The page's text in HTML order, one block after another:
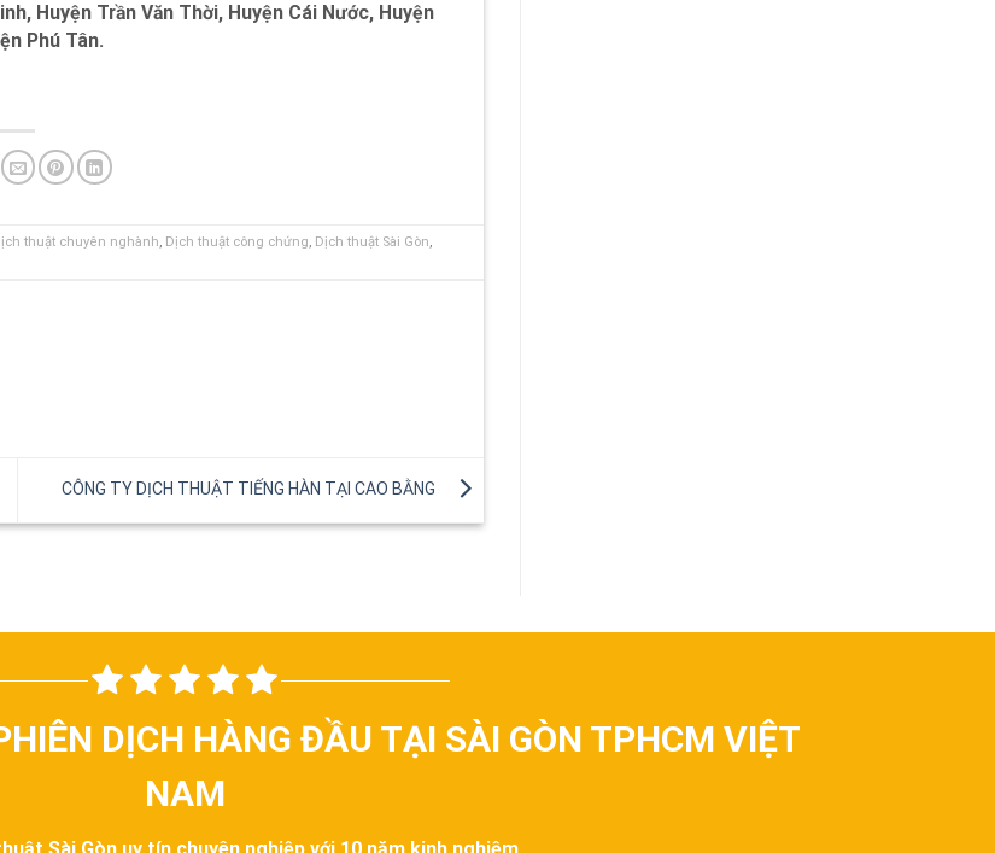
Huyện Trần Văn Thời, Huyện Cái Nước, Huyện
Phú Tân.
thuật chuyên nghành Dịch thuật công chứng Dịch thuật Sài Gòn
CÔNG TY DỊCH THUẬT TIẾNG HÀN TẠI CAO BẰNG
DỊCH HÀNG ĐẦU TẠI SÀI GÒN TPHCM VIỆT
NAM